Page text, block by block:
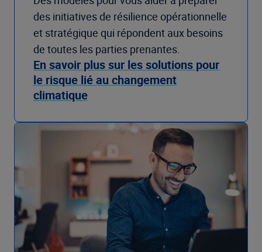
des initiatives de résilience opérationnelle
et stratégique qui répondent aux besoins
de toutes les parties prenantes.
En savoir plus sur les solutions pour
le risque lié au changement
climatique